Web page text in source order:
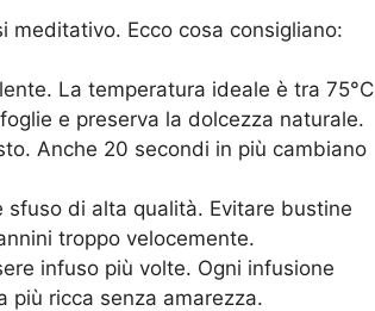
meditativo. Ecco cosa consigliano:
La temperatura ideale è tra 75°C
e preserva la dolcezza naturale.
Anche 20 secondi in più cambiano
sfuso di alta qualità. Evitare bustine
troppo velocemente.
infuso più volte. Ogni infusione
più ricca senza amarezza.